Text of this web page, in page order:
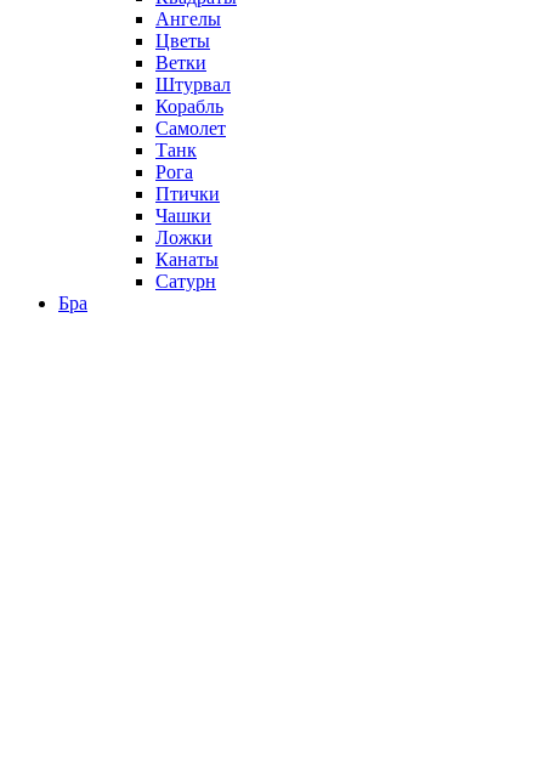
Ангелы
Цветы
Ветки
Штурвал
Корабль
Самолет
Танк
Рога
Птички
Чашки
Ложки
Канаты
Сатурн
Бра